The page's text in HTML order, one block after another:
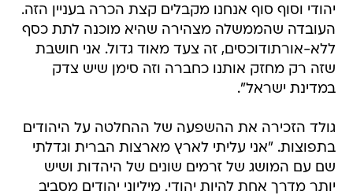
יהודי וסוף סוף אנחנו מקבלים קצת הכרה בעניין הזה.
העובדה שהממשלה מצהירה שהיא מוכנה לתת כסף
ללא-אורתודוכסים, זה צעד מאוד גדול. אני חושבת
שזה רק מחזק אותנו כחברה וזה סימן שיש צדק
במדינת ישראל".
גולד הזכירה את ההשפעה של ההחלטה על היהודים
בתפוצות. "אני עליתי לארץ מארצות הברית וגדלתי
שם עם המושג של זרמים שונים של היהדות ושיש
יותר מדרך אחת להיות יהודי. מיליוני יהודים מסביב